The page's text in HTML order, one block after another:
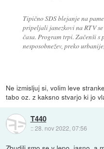
Tipično SDS blejanje na
pripeljali janezkovi na RTV
časa. Program trpi. Začenši s
nesposobnežev, preko
Ne izmisljuj si, volim leve
tabo oz. z kaksno stvarjo ki jo
T440
::28. nov 2022, 07:56